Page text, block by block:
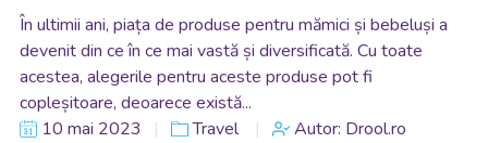
În ultimii ani, piața de produse pentru mămici și bebeluși a
devenit din ce în ce mai vastă și diversificată. Cu toate
acestea, alegerile pentru aceste produse pot fi
copleșitoare, deoarece există...
10 mai 2023
Travel Autor: Drool.ro